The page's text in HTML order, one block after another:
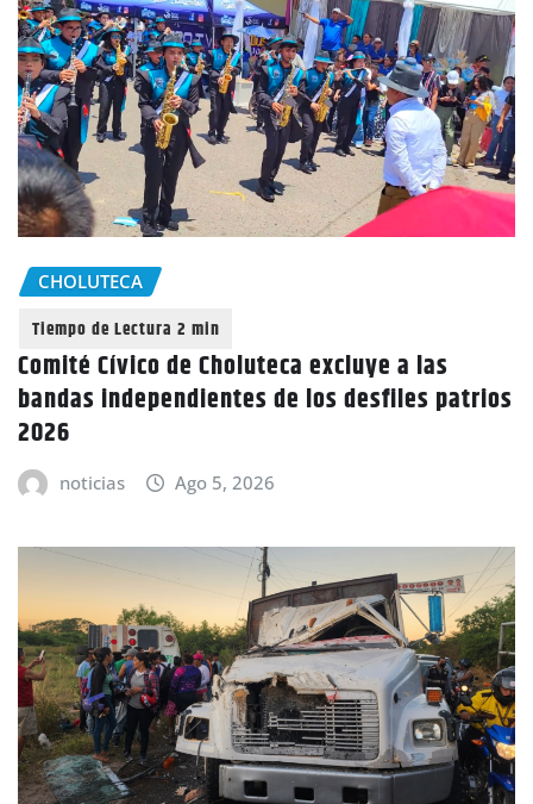
CHOLUTECA
Comité Cívico de Choluteca excluye a las
bandas independientes de los desfiles patrios
2026
noticias Ago 5, 2026